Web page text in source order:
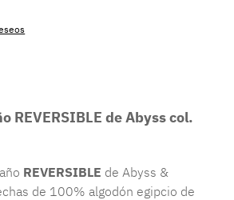
REVERSIBLE de Abyss col.
REVERSIBLE de Abyss &
de 100% algodón egipcio de